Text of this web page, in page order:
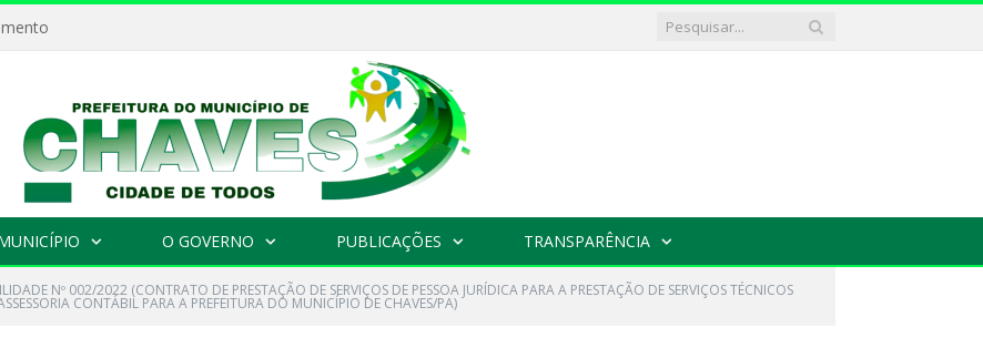
O GOVERNO PUBLICAÇÕES TRANSPARÊNCIA
Nº 002/2022 (CONTRATO DE PRESTAÇÃO DE SERVIÇOS DE PESSOA JURÍDICA PARA A PRESTAÇÃO DE SERVIÇOS TÉCNICOS
CONTÁBIL PARA A PREFEITURA DO MUNICÍPIO DE CHAVES/PA)